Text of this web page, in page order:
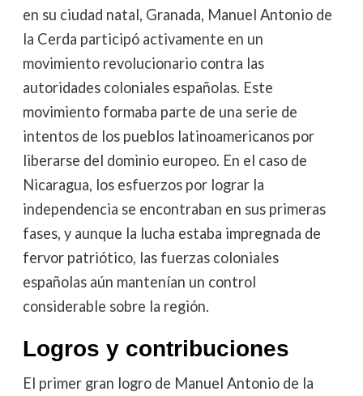
en su ciudad natal, Granada, Manuel Antonio de
la Cerda participó activamente en un
movimiento revolucionario contra las
autoridades coloniales españolas. Este
movimiento formaba parte de una serie de
intentos de los pueblos latinoamericanos por
liberarse del dominio europeo. En el caso de
Nicaragua, los esfuerzos por lograr la
independencia se encontraban en sus primeras
fases, y aunque la lucha estaba impregnada de
fervor patriótico, las fuerzas coloniales
españolas aún mantenían un control
considerable sobre la región.
Logros y contribuciones
El primer gran logro de Manuel Antonio de la